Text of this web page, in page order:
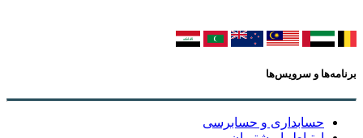
و سرویس‌ها
حسابداری و حسابرسی